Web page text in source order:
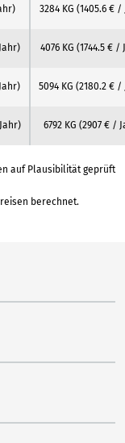
3284 KG (1405.6 € /
4076 KG (1744.5 € /
5094 KG (2180.2 € /
6792 KG (2907 € /
auf Plausibilität geprüft
berechnet.